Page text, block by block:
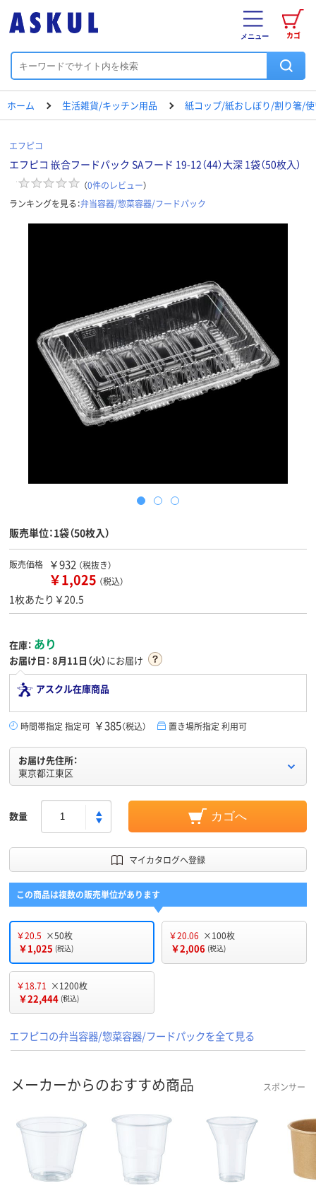
カゴ
メニュー
ホーム 生活雑貨/キッチン用品 紙コップ/紙おしぼり/割り箸/
エフピコ
エフピコ 嵌合フードパック SAフード 19-12（44）大深 1袋（50枚入）
（0件のレビュー）
ランキングを見る：弁当容器/惣菜容器/フードパック
販売単位：1袋（50枚入）
販売価格 ￥932 （税抜き）
￥1,025 （税込）
1枚あたり￥20.5
在庫： あり
お届け日： 8月11日（火）にお届け
アスクル在庫商品
時間帯指定 指定可 ￥385（税込） 置き場所指定 利用可
お届け先住所：
東京都江東区
数量 カゴへ
マイカタログへ登録
この商品は複数の販売単位があります
￥20.5 ×50枚
￥1,025 (税込)
￥20.06 ×100枚
￥2,006 (税込)
￥18.71 ×1200枚
￥22,444 (税込)
エフピコの弁当容器/惣菜容器/フードパックを全て見る
メーカーからのおすすめ商品 スポンサー